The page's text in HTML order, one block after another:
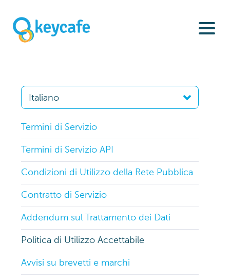
Termini di Servizio
Termini di Servizio API
Condizioni di Utilizzo della Rete Pubblica
Contratto di Servizio
Addendum sul Trattamento dei Dati
Politica di Utilizzo Accettabile
Avvisi su brevetti e marchi